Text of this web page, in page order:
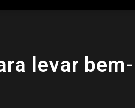
levar bem-